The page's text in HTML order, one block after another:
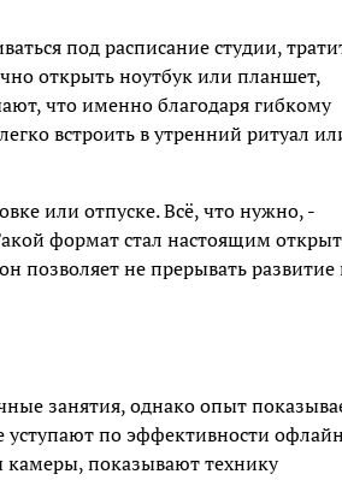
под расписание студии,
открыть ноутбук или планшет,
что именно благодаря гибкому
встроить в утренний ритуал
или отпуске. Всё, что нужно, -
формат стал настоящим
позволяет не прерывать развитие
занятия, однако опыт
по эффективности
камеры, показывают технику